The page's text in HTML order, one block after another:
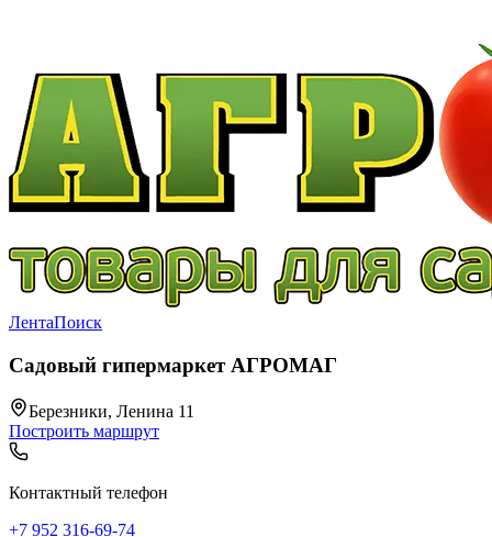
ЛентаПоиск
Садовый гипермаркет АГРОМАГ
Березники, Ленина 11
Построить маршрут
Контактный телефон
+7 952 316-69-74